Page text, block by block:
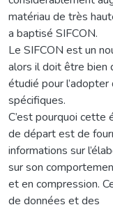
matériau de très
a baptisé SIFCON.
Le SIFCON est un
alors il doit être bien
étudié pour
spécifiques.
C’est pourquoi
de départ est de
informations sur
sur son
et en compression.
de données et des